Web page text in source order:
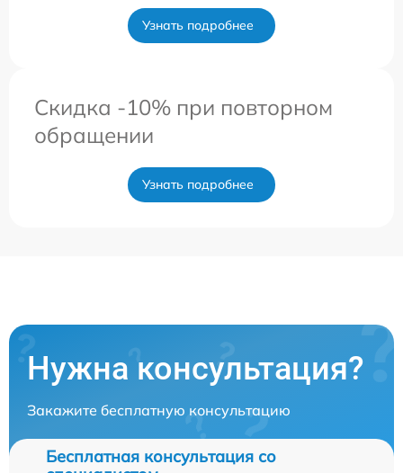
Узнать подробнее
Скидка -10% при повторном
обращении
Узнать подробнее
Нужна консультация?
Закажите бесплатную консультацию
Бесплатная консультация со